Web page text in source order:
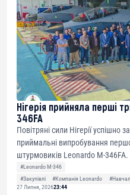
Нігерія прийняла перші
346FA
Повітряні сили Нігерії успішно
приймальні випробування
штурмовиків Leonardo M-
#Leonardo M-346
#Закупівлі
#Компанія Leonardo
27 Липня, 202623:44